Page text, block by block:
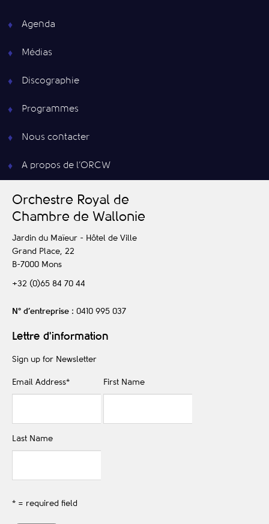
Agenda
Médias
Discographie
Programmes
Nous contacter
A propos de l’ORCW
Orchestre Royal de
Chambre de Wallonie
Jardin du Maïeur - Hôtel de Ville
Grand Place, 22
B-7000 Mons
+32 (0)65 84 70 44
N° d’entreprise : 0410 995 037
Lettre d'information
Sign up for Newsletter
Email Address* First Name
Last Name
* = required field